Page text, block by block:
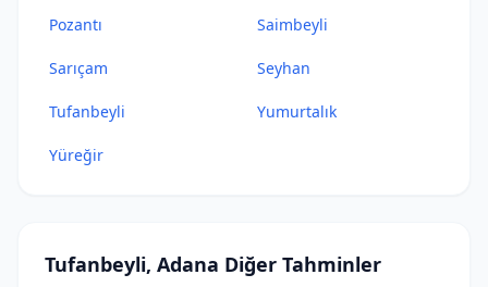
Pozantı Saimbeyli
Sarıçam Seyhan
Tufanbeyli Yumurtalık
Yüreğir
Tufanbeyli, Adana Diğer Tahminler